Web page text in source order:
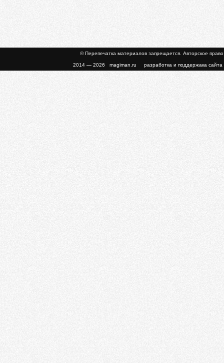
© Перепечатка материалов запрещается. Авторское
2014 — 2026 magiman.ru разработка и поддержака сайта